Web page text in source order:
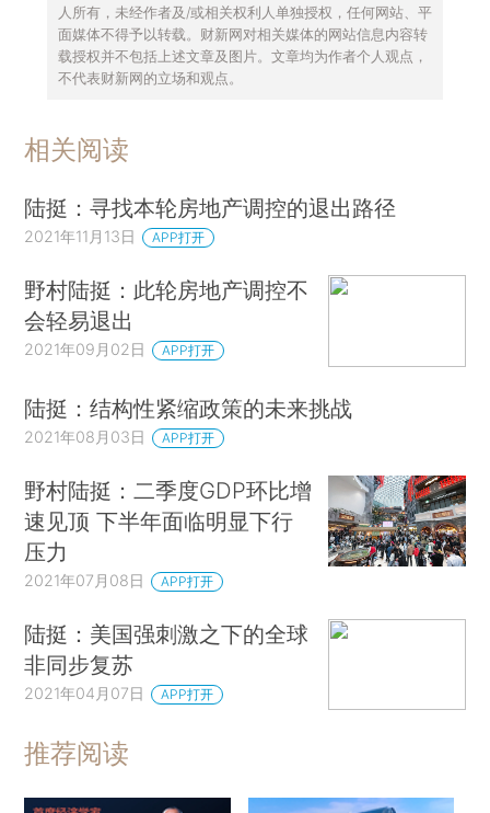
人所有，未经作者及/或相关权利人单独授权，任何网站、平
面媒体不得予以转载。财新网对相关媒体的网站信息内容转
载授权并不包括上述文章及图片。文章均为作者个人观点，
不代表财新网的立场和观点。
相关阅读
陆挺：寻找本轮房地产调控的退出路径
2021年11月13日 APP打开
野村陆挺：此轮房地产调控不
会轻易退出
2021年09月02日 APP打开
陆挺：结构性紧缩政策的未来挑战
2021年08月03日 APP打开
野村陆挺：二季度GDP环比增
速见顶 下半年面临明显下行
压力
2021年07月08日 APP打开
陆挺：美国强刺激之下的全球
非同步复苏
2021年04月07日 APP打开
推荐阅读